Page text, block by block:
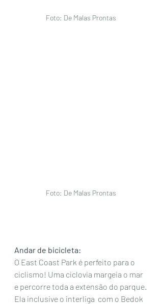
Foto: De Malas Prontas
Foto: De Malas Prontas
Andar de bicicleta:
O East Coast Park é perfeito para o
ciclismo! Uma ciclovia margeia o mar
e percorre toda a extensão do parque.
Ela inclusive o interliga  com o Bedok